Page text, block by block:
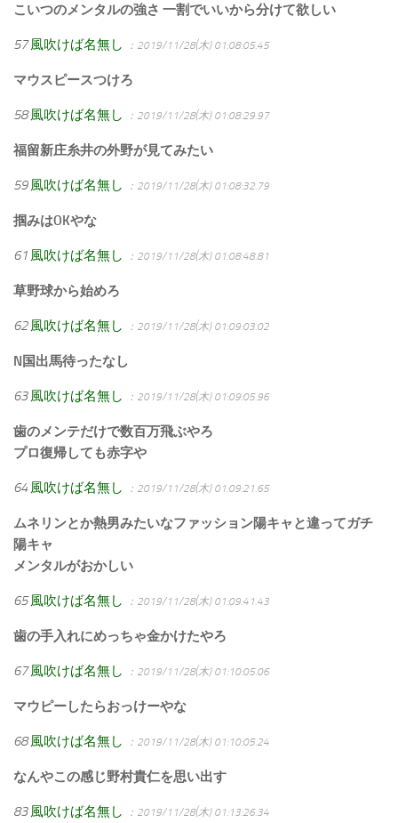
こいつのメンタルの強さ 一割でいいから分けて欲しい
57 風吹けば名無し ：2019/11/28(木) 01:08:05.45
マウスピースつけろ
58 風吹けば名無し ：2019/11/28(木) 01:08:29.97
福留新庄糸井の外野が見てみたい
59 風吹けば名無し ：2019/11/28(木) 01:08:32.79
掴みはOKやな
61 風吹けば名無し ：2019/11/28(木) 01:08:48.81
草野球から始めろ
62 風吹けば名無し ：2019/11/28(木) 01:09:03.02
N国出馬待ったなし
63 風吹けば名無し ：2019/11/28(木) 01:09:05.96
歯のメンテだけで数百万飛ぶやろ
プロ復帰しても赤字や
64 風吹けば名無し ：2019/11/28(木) 01:09:21.65
ムネリンとか熱男みたいなファッション陽キャと違ってガチ
陽キャ
メンタルがおかしい
65 風吹けば名無し ：2019/11/28(木) 01:09:41.43
歯の手入れにめっちゃ金かけたやろ
67 風吹けば名無し ：2019/11/28(木) 01:10:05.06
マウピーしたらおっけーやな
68 風吹けば名無し ：2019/11/28(木) 01:10:05.24
なんやこの感じ野村貴仁を思い出す
83 風吹けば名無し ：2019/11/28(木) 01:13:26.34